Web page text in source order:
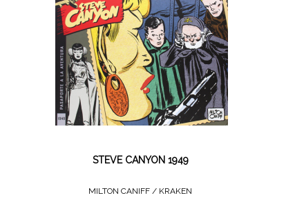
STEVE CANYON 1949
MILTON CANIFF / KRAKEN